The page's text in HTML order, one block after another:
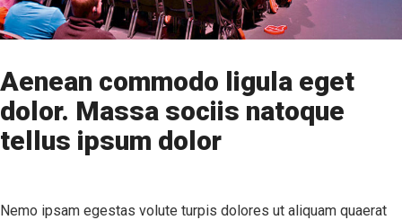
Aenean commodo ligula eget
dolor. Massa sociis natoque
tellus ipsum dolor
Nemo ipsam egestas volute turpis dolores ut aliquam quaerat